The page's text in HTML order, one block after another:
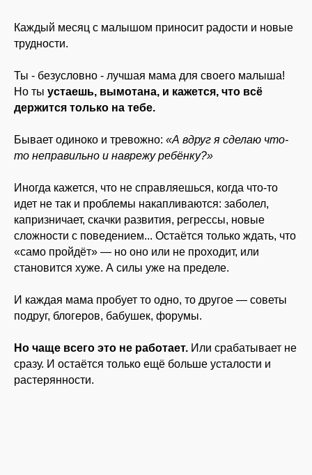
Каждый месяц с малышом приносит радости и новые
трудности.
Ты - безусловно - лучшая мама для своего малыша!
Но ты устаешь, вымотана, и кажется, что всё
держится только на тебе.
Бывает одиноко и тревожно: «А вдруг я сделаю что-
то неправильно и наврежу ребёнку?»
Иногда кажется, что не справляешься, когда что-то
идет не так и проблемы накапливаются: заболел,
капризничает, скачки развития, регрессы, новые
сложности с поведением... Остаётся только ждать, что
«само пройдёт» — но оно или не проходит, или
становится хуже. А силы уже на пределе.
И каждая мама пробует то одно, то другое — советы
подруг, блогеров, бабушек, форумы.
Но чаще всего это не работает. Или срабатывает не
сразу. И остаётся только ещё больше усталости и
растерянности.
МОМЕНТ ТАК ВАЖНО,
ЧТОБЫ РЯДОМ БЫЛА
ПРОВЕРЕННЫЕ РЕШЕНИЯ
ЗАМЕЧАЛИ, КАК МНОГО